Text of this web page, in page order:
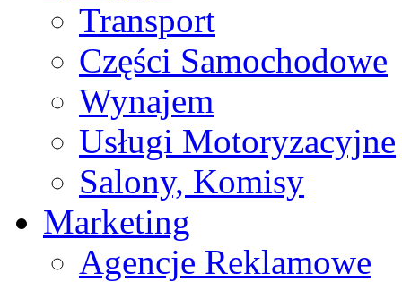
Transport
Części Samochodowe
Wynajem
Usługi Motoryzacyjne
Salony, Komisy
Marketing
Agencje Reklamowe